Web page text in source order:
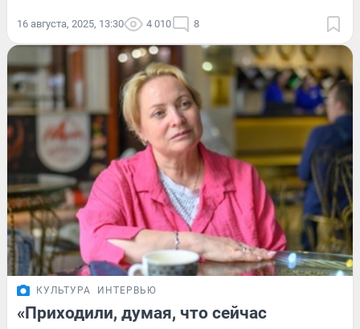
16 августа, 2025, 13:30 4 010 8
КУЛЬТУРА ИНТЕРВЬЮ
«Приходили, думая, что сейчас